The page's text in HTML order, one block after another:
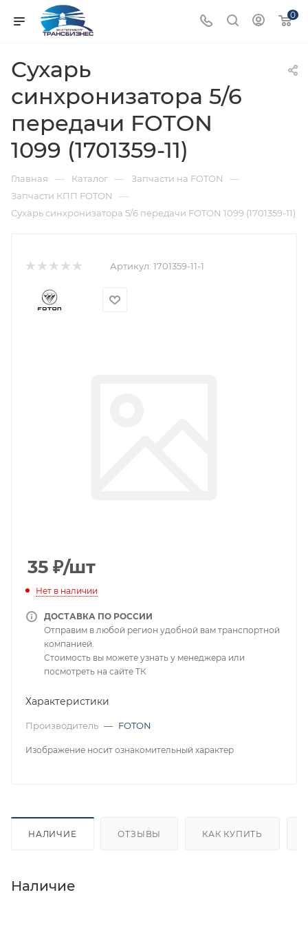
0
Сухарь
синхронизатора 5/6
передачи FOTON
1099 (1701359-11)
Главная — Каталог — Запчасти на FOTON —
Запчасти КПП FOTON —
Сухарь синхронизатора 5/6 передачи FOTON 1099 (1701359-11)
Артикул: 1701359-11-1
35 ₽/шт
Нет в наличии
ДОСТАВКА ПО РОССИИ
Отправим в любой регион удобной вам транспортной
компанией.
Стоимость вы можете узнать у менеджера или
посмотреть на сайте ТК
Характеристики
Производитель — FOTON
Изображение носит ознакомительный характер
НАЛИЧИЕ ОТЗЫВЫ КАК КУПИТЬ
Наличие